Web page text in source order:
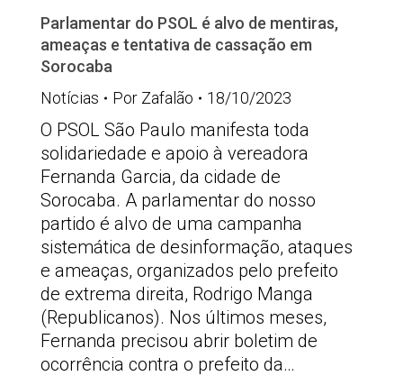
Parlamentar do PSOL é alvo de mentiras,
ameaças e tentativa de cassação em
Sorocaba
Notícias
Por Zafalão 18/10/2023
O PSOL São Paulo manifesta toda
solidariedade e apoio à vereadora
Fernanda Garcia, da cidade de
Sorocaba. A parlamentar do nosso
partido é alvo de uma campanha
sistemática de desinformação, ataques
e ameaças, organizados pelo prefeito
de extrema direita, Rodrigo Manga
(Republicanos). Nos últimos meses,
Fernanda precisou abrir boletim de
ocorrência contra o prefeito da…